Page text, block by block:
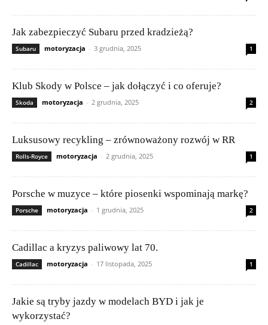
Jak zabezpieczyć Subaru przed kradzieżą?
Subaru motoryzacja - 3 grudnia, 2025 1
Klub Skody w Polsce – jak dołączyć i co oferuje?
Skoda motoryzacja - 2 grudnia, 2025 2
Luksusowy recykling – zrównoważony rozwój w RR
Rolls-Royce motoryzacja - 2 grudnia, 2025 1
Porsche w muzyce – które piosenki wspominają markę?
Porsche motoryzacja - 1 grudnia, 2025 2
Cadillac a kryzys paliwowy lat 70.
Cadillac motoryzacja - 17 listopada, 2025 1
Jakie są tryby jazdy w modelach BYD i jak je
wykorzystać?